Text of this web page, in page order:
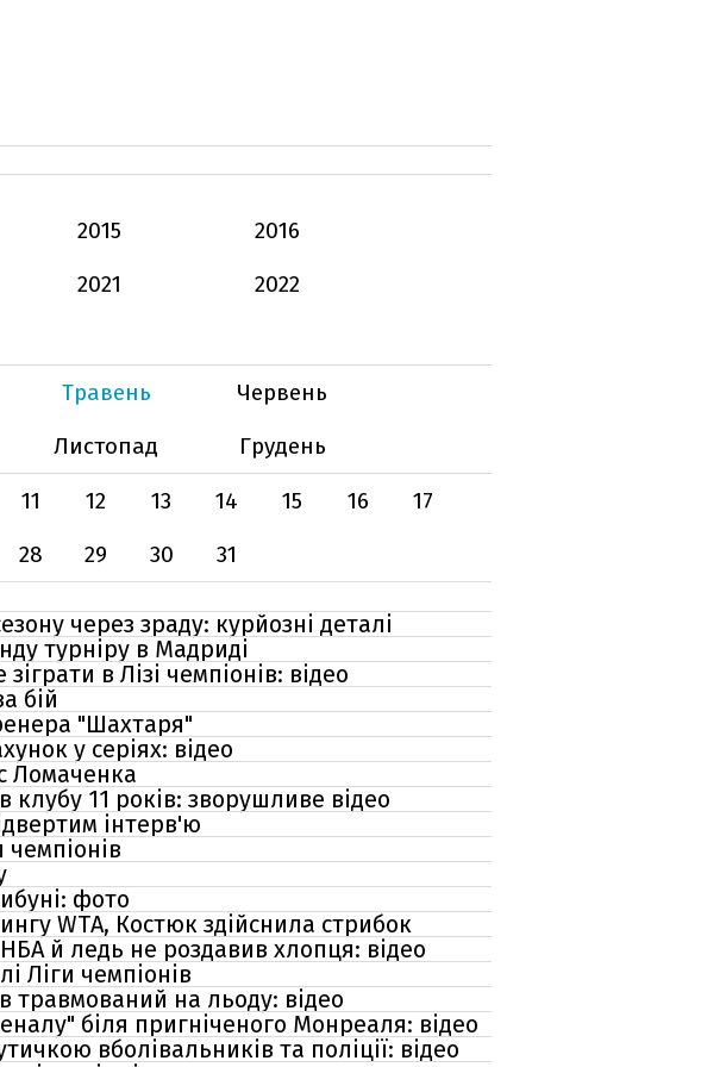
2015
2016
2021
2022
Травень
Червень
Листопад
Грудень
11 12 13 14 15 16
17
28 29 30 31
через зраду: курйозні деталі
турніру в Мадриді
в Лізі чемпіонів: відео
бій
"Шахтаря"
у серіях: відео
Ломаченка
11 років: зворушливе відео
інтерв'ю
фото
WTA, Костюк здійснила стрибок
й ледь не роздавив хлопця: відео
Ліги чемпіонів
на льоду: відео
біля пригніченого Монреаля: відео
вболівальників та поліції: відео